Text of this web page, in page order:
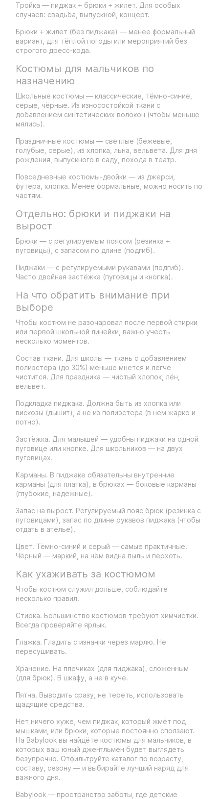
Тройка — пиджак + брюки + жилет. Для особых
случаев: свадьба, выпускной, концерт.
Брюки + жилет (без пиджака) — менее формальный
вариант, для тёплой погоды или мероприятий без
строгого дресс-кода.
Костюмы для мальчиков по
назначению
Школьные костюмы — классические, тёмно-синие,
серые, чёрные. Из износостойкой ткани с
добавлением синтетических волокон (чтобы меньше
мялись).
Праздничные костюмы — светлые (бежевые,
голубые, серые), из хлопка, льна, вельвета. Для дня
рождения, выпускного в саду, похода в театр.
Повседневные костюмы-двойки — из джерси,
футера, хлопка. Менее формальные, можно носить по
частям.
Отдельно: брюки и пиджаки на
вырост
Брюки — с регулируемым поясом (резинка +
пуговицы), с запасом по длине (подгиб).
Пиджаки — с регулируемыми рукавами (подгиб).
Часто двойная застёжка (пуговицы и кнопка).
На что обратить внимание при
выборе
Чтобы костюм не разочаровал после первой стирки
или первой школьной линейки, важно учесть
несколько моментов.
Состав ткани. Для школы — ткань с добавлением
полиэстера (до 30%) меньше мнётся и легче
чистится. Для праздника — чистый хлопок, лён,
вельвет.
Подкладка пиджака. Должна быть из хлопка или
вискозы (дышит), а не из полиэстера (в нём жарко и
потно).
Застёжка. Для малышей — удобны пиджаки на одной
пуговице или кнопке. Для школьников — на двух
пуговицах.
Карманы. В пиджаке обязательны внутренние
карманы (для платка), в брюках — боковые карманы
(глубокие, надёжные).
Запас на вырост. Регулируемый пояс брюк (резинка с
пуговицами), запас по длине рукавов пиджака (чтобы
отдать в ателье).
Цвет. Тёмно-синий и серый — самые практичные.
Чёрный — маркий, на нём видна пыль и перхоть.
Как ухаживать за костюмом
Чтобы костюм служил дольше, соблюдайте
несколько правил.
Стирка. Большинство костюмов требуют химчистки.
Всегда проверяйте ярлык.
Глажка. Гладить с изнанки через марлю. Не
пересушивать.
Хранение. На плечиках (для пиджака), сложенным
(для брюк). В шкафу, а не в куче.
Пятна. Выводить сразу, не тереть, использовать
щадящие средства.
Нет ничего хуже, чем пиджак, который жмёт под
мышками, или брюки, которые постоянно сползают.
На Babylook вы найдёте костюмы для мальчиков, в
которых ваш юный джентльмен будет выглядеть
безупречно. Отфильтруйте каталог по возрасту,
составу, сезону — и выбирайте лучший наряд для
важного дня.
Babylook — пространство заботы, где детские